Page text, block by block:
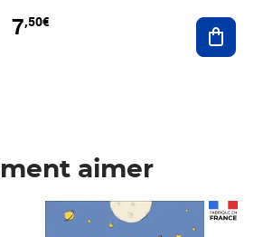
au panier
7,50€
aimer
Prix 7,50€